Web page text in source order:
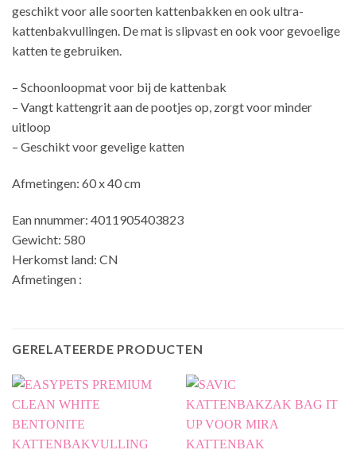
geschikt voor alle soorten kattenbakken en ook ultra-
kattenbakvullingen. De mat is slipvast en ook voor gevoelige
katten te gebruiken.
– Schoonloopmat voor bij de kattenbak
– Vangt kattengrit aan de pootjes op, zorgt voor minder
uitloop
– Geschikt voor gevelige katten
Afmetingen: 60 x 40 cm
Ean nnummer: 4011905403823
Gewicht: 580
Herkomst land: CN
Afmetingen :
GERELATEERDE PRODUCTEN